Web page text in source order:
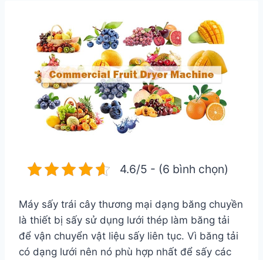
4.6/5 - (6 bình chọn)
Máy sấy trái cây thương mại dạng băng chuyền
là thiết bị sấy sử dụng lưới thép làm băng tải
để vận chuyển vật liệu sấy liên tục. Vì băng tải
có dạng lưới nên nó phù hợp nhất để sấy các